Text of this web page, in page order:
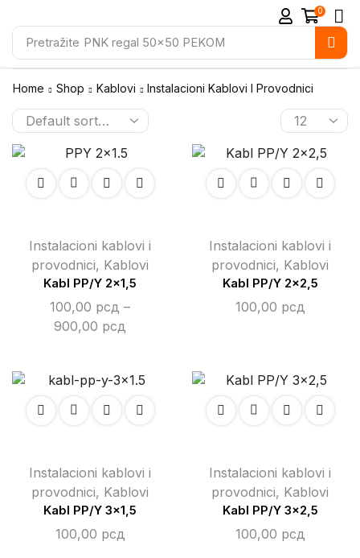
Pretražite PNK regal 50x50 PEKOM
0
Home Shop Kablovi Instalacioni Kablovi I Provodnici
Instalacioni kablovi i
provodnici, Kablovi
Kabl PP/Y 2×1,5
100,00 рсд –
900,00 рсд
Instalacioni kablovi i
provodnici, Kablovi
Kabl PP/Y 2×2,5
100,00 рсд
Instalacioni kablovi i
provodnici, Kablovi
Kabl PP/Y 3×1,5
100,00 рсд
Instalacioni kablovi i
provodnici, Kablovi
Kabl PP/Y 3×2,5
100,00 рсд